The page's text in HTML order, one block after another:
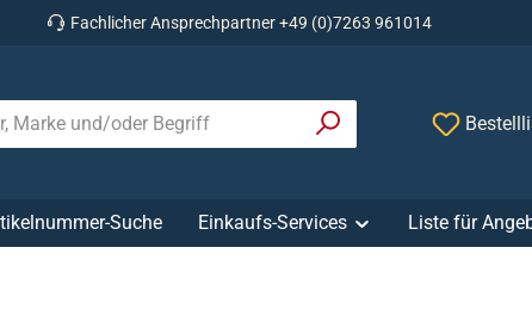
Fachlicher Ansprechpartner +49 (0)7263 961014
Suche Einkaufs-Services Liste für